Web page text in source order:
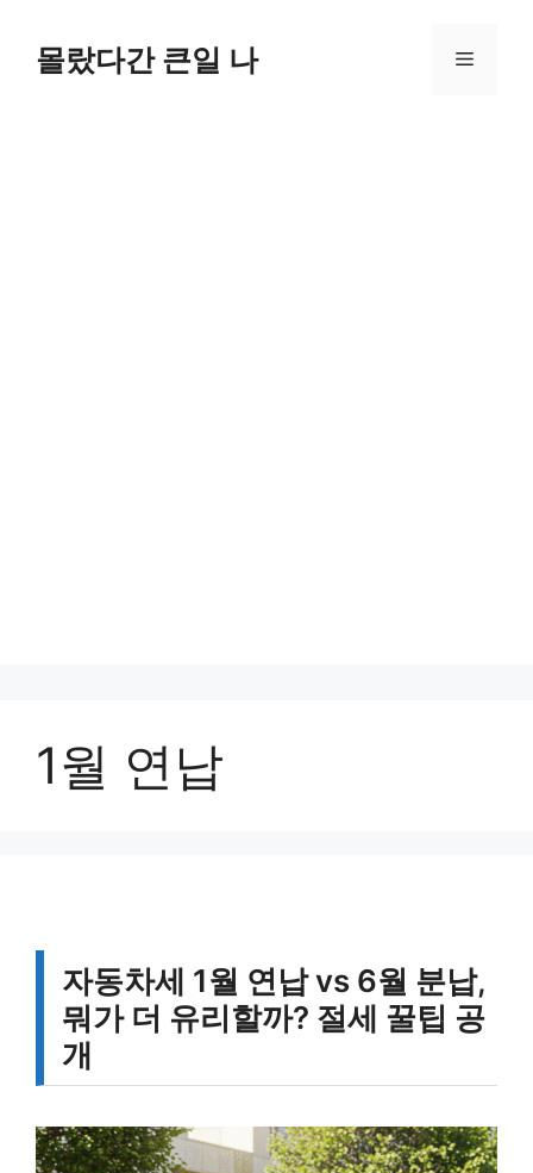
몰랐다간 큰일 나 메
1월 연납
자동차세 1월 연납 vs 6월 분납,
뭐가 더 유리할까? 절세 꿀팁 공
개